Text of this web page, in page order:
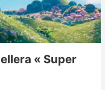
« Super